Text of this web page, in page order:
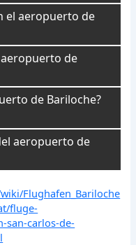
el aeropuerto de
de
de Bariloche?
aeropuerto de
Flughafen_Bariloche
fluge-
san-carlos-de-